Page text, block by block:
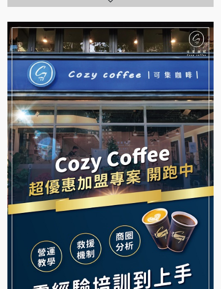
台灣G湯加盟說明會
彭富貴加盟說明會
NU PASTA義大利麵加盟說明會
潮鍋癮加盟說明會
蓁伙烤倆吃加盟說明會
霏等茶加盟說明會
早安山丘加盟說明會
冰封仙果加盟說明會
Ramble Café 漫步藍咖啡加盟說明會
微風亭鐵板燒加盟說明會
鮮茶道加盟說明會
【曉妍美妝】誠徵行政櫃檯
拉亞漢堡加盟說明會
杜芳子古味茶鋪加盟說明會
優握握×酸奶大獅加盟說明會
冬城門加盟說明會
拾鑶火鍋加盟說明會
阿性情趣無人販售所加盟明會
龍涎居好湯加盟說明會
舒油頭加盟說明會
韓金量加盟說明會
Mr.Wish加盟說明會
白鬍泡泡 BOHO POPO加盟說明會